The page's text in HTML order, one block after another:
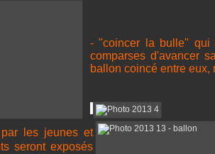
- "coincer la bulle" qui
comparses d'avancer
ballon coincé entre eux,
les jeunes et
seront exposés